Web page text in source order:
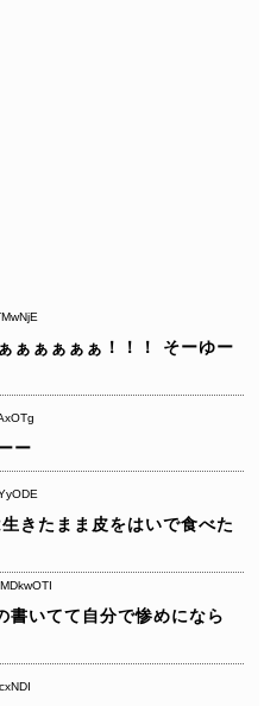
ぁぁぁぁぁ！！！
そーゆー
ー
きたまま皮をはいで食べた
書いてて自分で惨めになら